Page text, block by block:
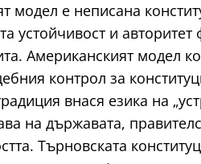
е неписана
устойчивост и
Американският
контрол за
внася езика на
на държавата,
Търновската